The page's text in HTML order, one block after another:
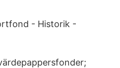
- Historik -